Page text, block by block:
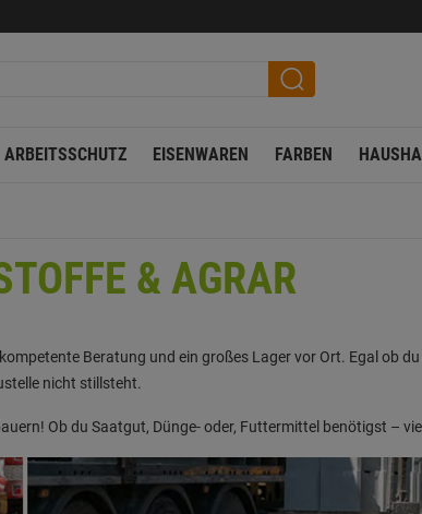
ARBEITSSCHUTZ EISENWAREN FARBEN
& AGRAR
Beratung und ein großes Lager vor Ort. Egal ob
nicht stillsteht.
Ob du Saatgut, Dünge- oder, Futtermittel benötigst –